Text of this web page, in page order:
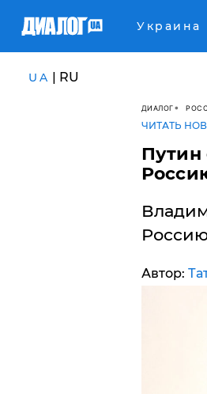
Украина
UA | RU
ДИАЛОГ
ЧИТАТЬ
​Путин
Автор: